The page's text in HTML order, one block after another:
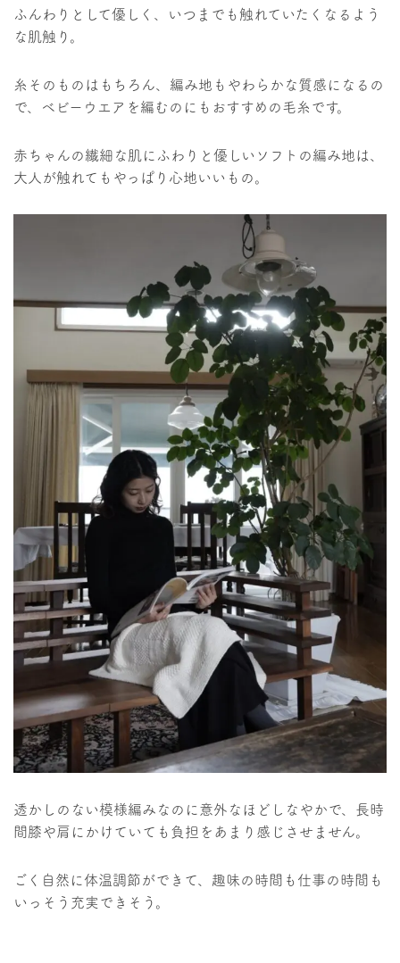
ふんわりとして優しく、いつまでも触れていたくなるよう
な肌触り。
糸そのものはもちろん、編み地もやわらかな質感になるの
で、ベビーウエアを編むのにもおすすめの毛糸です。
赤ちゃんの繊細な肌にふわりと優しいソフトの編み地は、
大人が触れてもやっぱり心地いいもの。
透かしのない模様編みなのに意外なほどしなやかで、長時
間膝や肩にかけていても負担をあまり感じさせません。
ごく自然に体温調節ができて、趣味の時間も仕事の時間も
いっそう充実できそう。